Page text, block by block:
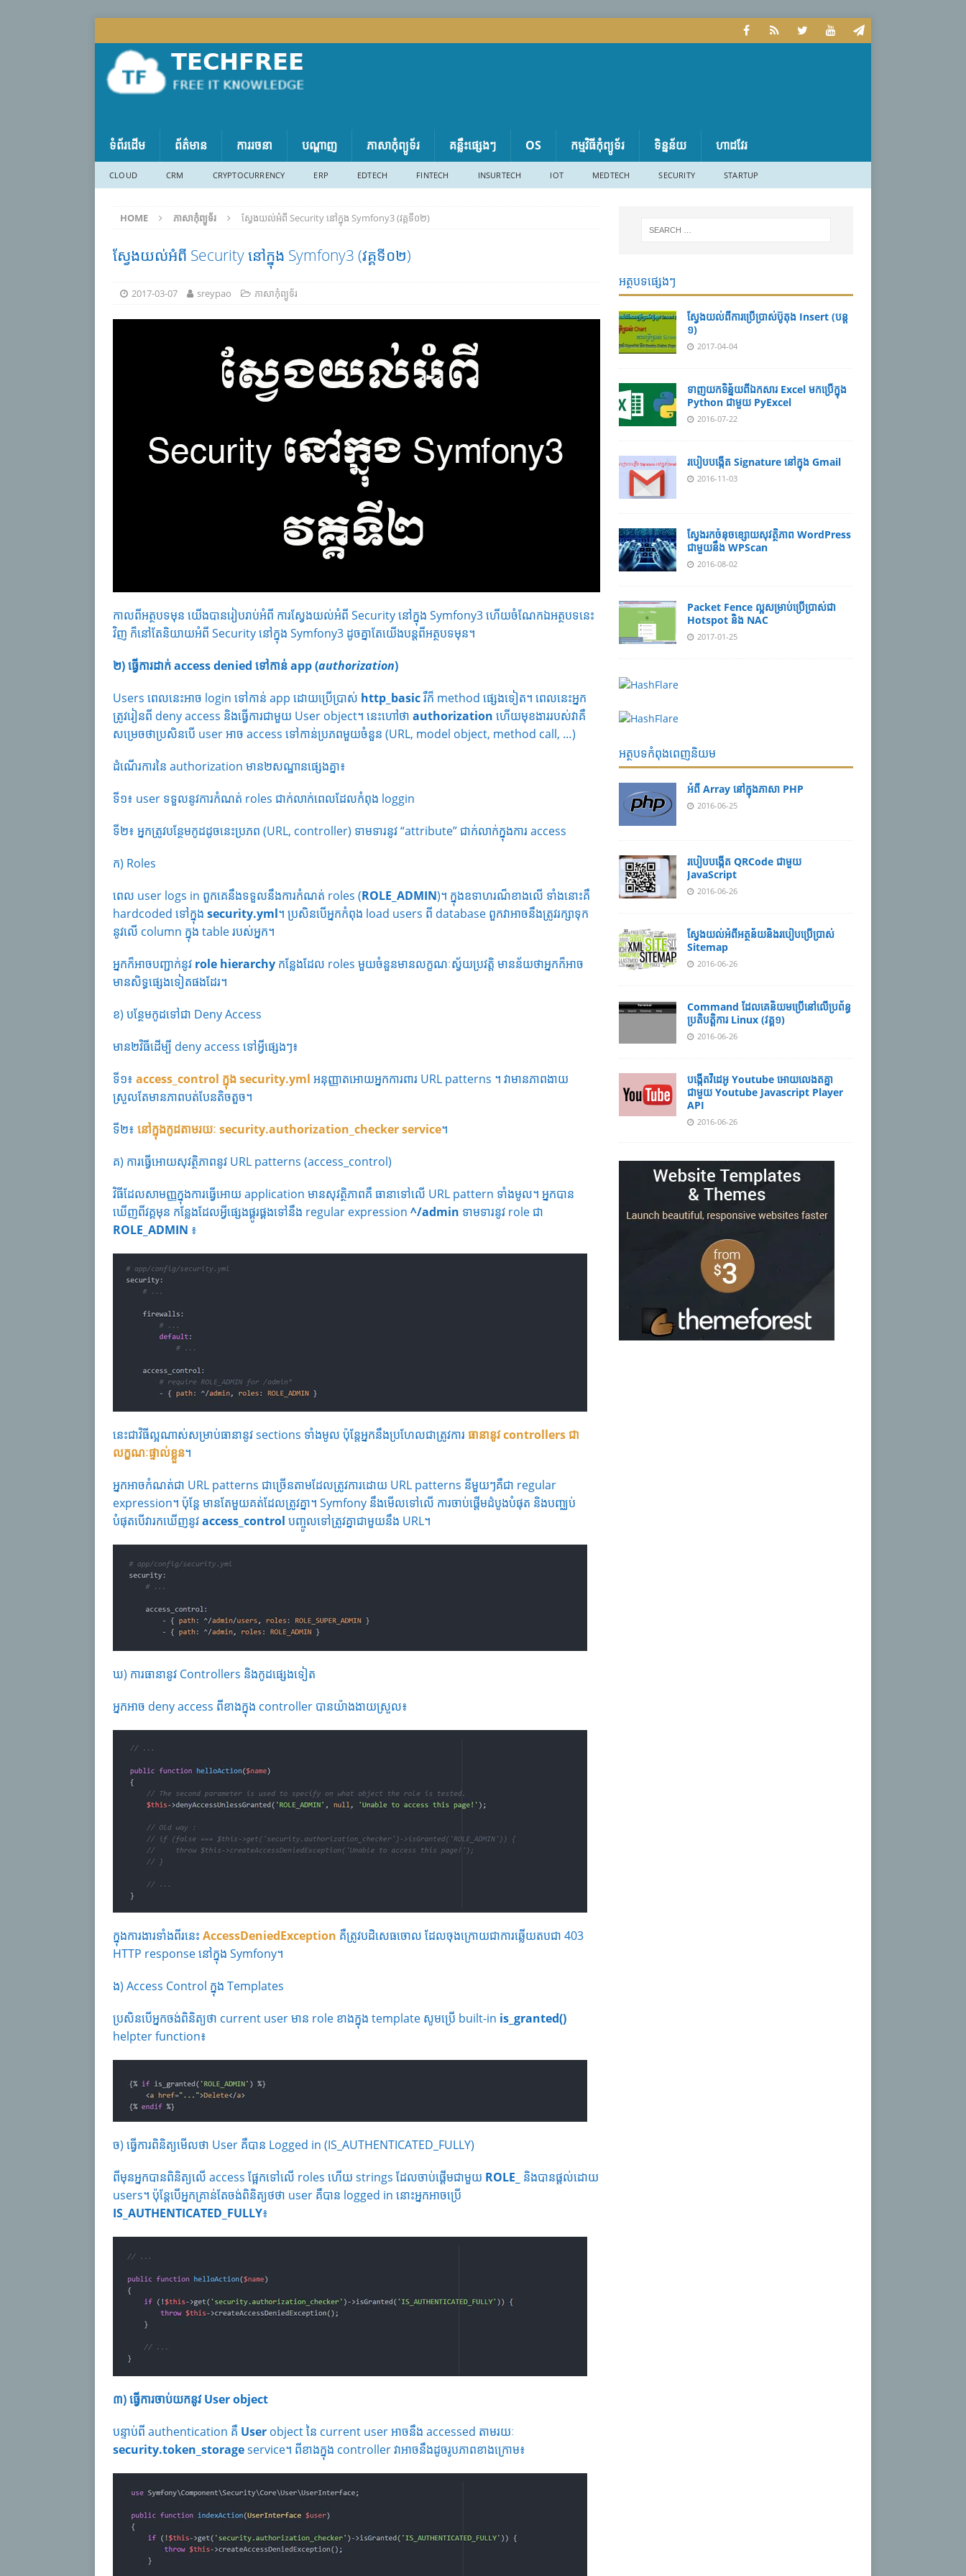
ទំព័រដើម ព័ត៌មាន ការរចនា បណ្តាញ ភាសា​កុំព្យូទ័រ គន្លឹះផ្សេងៗ OS កម្មវិធីកុំព្យូទ័រ ទិន្នន័យ ហាដវែរ
CLOUD CRM CRYPTOCURRENCY ERP EDTECH FINTECH INSURTECH IOT MEDTECH SECURITY STARTUP
HOME ភាសា​កុំព្យូទ័រ ស្វែងយល់អំពី Security នៅក្នុង Symfony3 (វគ្គទី០២)
ស្វែងយល់អំពី Security នៅក្នុង Symfony3 (វគ្គទី០២)
2017-03-07 sreypao ភាសា​កុំព្យូទ័រ
កាលពីអត្ថបទមុន យើងបានរៀបរាប់អំពី ការស្វែងយល់អំពី Security នៅក្នុង Symfony3 ហើយចំណែកឯអត្ថបទនេះ
វិញ ក៏នៅតែនិយាយអំពី Security នៅក្នុង Symfony3 ដូចគ្នាតែយើងបន្តពីអត្ថបទមុន។
២)​ ធ្វើការដាក់access denied ទៅកាន់ app (authorization)
Users ពេលនេះអាច login ទៅកាន់ app ដោយប្រើប្រាស់ http_basicរឺក៏ method ផ្សេងទៀត។ ពេលនេះអ្នក
ត្រូវរៀនពី deny access និងធ្វើការជាមួយ User object។ នេះហៅថា authorization ហើយមុខងាររបស់វាគឺ
សម្រេចថាប្រសិនបើ user អាច access ទៅកាន់ប្រភពមួយចំនួន (URL, model object, method call, …)
ដំណើរការនៃ authorization មាន២សណ្ឋានផ្សេងគ្នា៖
ទី១៖ user ទទួលនូវការកំណត់ roles ជាក់លាក់ពេលដែលកំពុង loggin
ទី២៖ អ្នកត្រូវបន្ថែមកូដដូចនេះប្រភព (URL, controller) ទាមទារនូវ “attribute” ជាក់លាក់ក្នុងការ access
ក) Roles
ពេល user logs in ពួកគេនឹងទទួលនឹងការកំណត់ roles (ROLE_ADMIN)។ ក្នុងឧទាហរណ៏ខាងលើ ទាំងនោះគឺ​​
hardcoded ទៅក្នុង security.yml។ ប្រសិនបើអ្នកកំពុង load users ពី database ពួកវាអាចនឹងត្រូវរក្សាទុក
នូវលើ column ក្នុង table របស់អ្នក។
អ្នកក៏អាចបញ្ជាក់នូវ role hierarchy កន្លែងដែល roles មួយចំនួនមានលក្ខណៈស្វ័យប្រវត្តិ មានន័យថាអ្នកក៏អាច
មានសិទ្ធផ្សេងទៀតផងដែរ។
ខ) បន្ថែមកូដទៅជា Deny Access
មាន២វិធីដើម្បី deny access ទៅអ្វីផ្សេងៗ៖
ទី១៖ access_control ក្នុង security.yml អនុញ្ញាតអោយអ្នកការពារ URL patterns ។ វាមានភាពងាយ
ស្រួលតែមានភាពបត់បែនតិចតួច។
ទី២៖ នៅក្នុងកូដតាមរយៈ security.authorization_checker service។
គ) ការធ្វើអោយសុវត្ថិភាពនូវ URL patterns (access_control)
វិធីដែលសាមញ្ញក្នុងការធ្វើអោយ application មានសុវត្ថិភាពគឺ ធានាទៅលើ URL pattern ទាំងមូល។ អ្នកបាន
ឃើញពីវគ្គមុន កន្លែងដែលអ្វីផ្សេងផ្គូរផ្គងទៅនឹង regular expression ^/admin ទាមទារនូវ​ role ជា
ROLE_ADMIN ៖
នេះជាវិធីល្អណាស់សម្រាប់ធានានូវ sections ទាំងមូល ប៉ុន្តែអ្នកនឹងប្រហែលជាត្រូវការ ធានានូវcontrollers ជា
លក្ខណៈផ្ទាល់ខ្លួន។
អ្នកអាចកំណត់ជា URL patterns ជាច្រើនតាមដែលត្រូវការដោយ URL patterns នីមួយៗគឺជា regular
expression។ ប៉ុន្តែ មានតែមួយគត់ដែលត្រូវគ្នា។ Symfony នឹងមើលទៅលើ ការចាប់ផ្ដើមដំបូងបំផុត និងបញ្ឈប់
បំផុតបើវារកឃើញនូវaccess_control បញ្ចូលទៅត្រូវគ្នាជាមួយនឹង URL។
ឃ) ការធានានូវ Controllers និងកូដផ្សេងទៀត
អ្នកអាច deny access ពីខាងក្នុង controller បានយ៉ាងងាយស្រួល៖
ក្នុងការងារទាំងពីរនេះ AccessDeniedException គឺត្រូវបដិសេធចោល ដែលចុងក្រោយជាការឆ្លើយតបជា 403
HTTP response នៅក្នុង Symfony។
ង) Access Control ក្នុង Templates
ប្រសិនបើអ្នកចង់ពិនិត្យថា current user មាន​ role ខាងក្នុង​ template សូមប្រើ built-in is_granted()
helpter function៖
ច) ធ្វើការពិនិត្យមើលថា User គឺបាន Logged in (IS_AUTHENTICATED_FULLY)
ពីមុនអ្នកបានពិនិត្យលើ access ផ្អែកទៅលើ roles ហើយ strings ដែលចាប់ផ្ដើមជាមួយ ROLE_ និងបានផ្ដល់ដោយ​
users។ ប៉ុន្តែបើអ្នកគ្រាន់តែចង់ពិនិត្យថថា user គឺបាន logged in នោះអ្នកអាចប្រើ
IS_AUTHENTICATED_FULLY៖
៣) ធ្វើការចាប់យកនូវUser object
បន្ទាប់ពី authentication គឺ User object នៃ current user អាចនឹង​ accessed តាមរយៈ
security.token_storageservice។ ពីខាងក្នុង controller វាអាចនឹងដូចរូបភាពខាងក្រោម៖
អត្ថបទផ្សេងៗ
ស្វែងយល់ពីការប្រើប្រាស់ប៊ូតុង Insert (បន្ត
១)
2017-04-04
ទាញយកទិន្ន័យពីឯកសារ Excel មកប្រើក្នុង
Python ជាមួយ PyExcel
2016-07-22
របៀបបង្កើត Signature នៅក្នុង Gmail
2016-11-03
ស្វែងរកចំនុចខ្សោយសុវត្ថិភាព WordPress
ជាមួយនឹង WPScan
2016-08-02
Packet Fence ល្អសម្រាប់ប្រើប្រាស់ជា
Hotspot និង​ NAC
2017-01-25
អត្ថបទកំពុងពេញនិយម
អំពី Array នៅ​​ក្នុង​ភា​សា PHP
2016-06-25
របៀប​បង្កើត​ QRCode ជាមួយ
JavaScript
2016-06-26
ស្វែង​យល់​​អំពី​អត្ថន័យ​​និង​របៀប​​ប្រើ​ប្រាស់​
Sitemap
2016-06-26
Command ដែល​​គេ​​និយម​​ប្រើ​​នៅ​លើ​​ប្រព័ន្ធ​​
ប្រតិបត្តិការ​ Linux (វគ្គ១)
2016-06-26
បង្កើតវីដេអូ Youtube អោយ​លេងតគ្នា
ជាមួយ Youtube Javascript Player
API
2016-06-26